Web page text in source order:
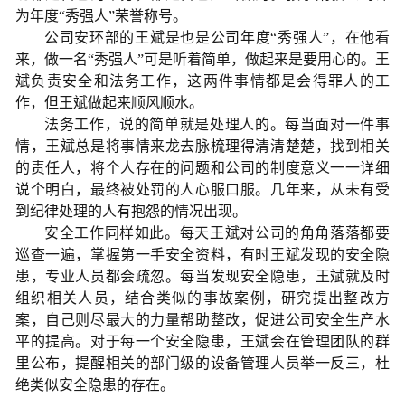
为年度“秀强人”荣誉称号。
公司安环部的王斌是也是公司年度“秀强人”，在他看
来，做一名“秀强人”可是听着简单，做起来是要用心的。王
斌负责安全和法务工作，这两件事情都是会得罪人的工
作，但王斌做起来顺风顺水。
法务工作，说的简单就是处理人的。每当面对一件事
情，王斌总是将事情来龙去脉梳理得清清楚楚，找到相关
的责任人，将个人存在的问题和公司的制度意义一一详细
说个明白，最终被处罚的人心服口服。几年来，从未有受
到纪律处理的人有抱怨的情况出现。
安全工作同样如此。每天王斌对公司的角角落落都要
巡查一遍，掌握第一手安全资料，有时王斌发现的安全隐
患，专业人员都会疏忽。每当发现安全隐患，王斌就及时
组织相关人员，结合类似的事故案例，研究提出整改方
案，自己则尽最大的力量帮助整改，促进公司安全生产水
平的提高。对于每一个安全隐患，王斌会在管理团队的群
里公布，提醒相关的部门级的设备管理人员举一反三，杜
绝类似安全隐患的存在。